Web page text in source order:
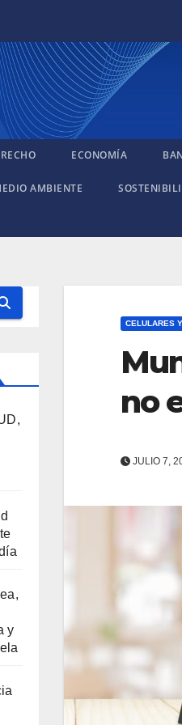
ECONOMÍA
AMBIENTE
y
CELULARES
no
JULIO 7,